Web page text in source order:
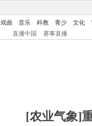
戏曲 音乐 科教 青少 文化
直播中国 赛事直播
[农业气象]